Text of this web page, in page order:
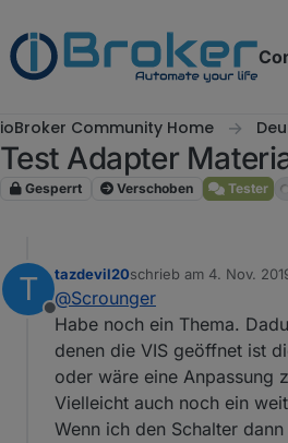
ioBroker Community Home
Test Adapter
Gesperrt Verschoben Tester
T
Offline
tazdevil20schrieb am 4. Nov.
zuletzt editiert von
@Scrounger
Habe noch ein Thema.
denen die VIS geöffnet ist
oder wäre eine Anpassung
Vielleicht auch noch ein
Wenn ich den Schalter